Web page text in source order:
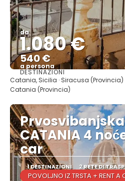
da
1.080 €
540 €
a persona
Vedere
DESTINAZIONI
Catania, Sicilia · Siracusa (Provincia)
Catania (Provincia)
Prvosvibanjska
CATANIA 4
car
1 DESTINAZIONI 2 RETE DI
POVOLJNO IZ TRSTA + RENT A